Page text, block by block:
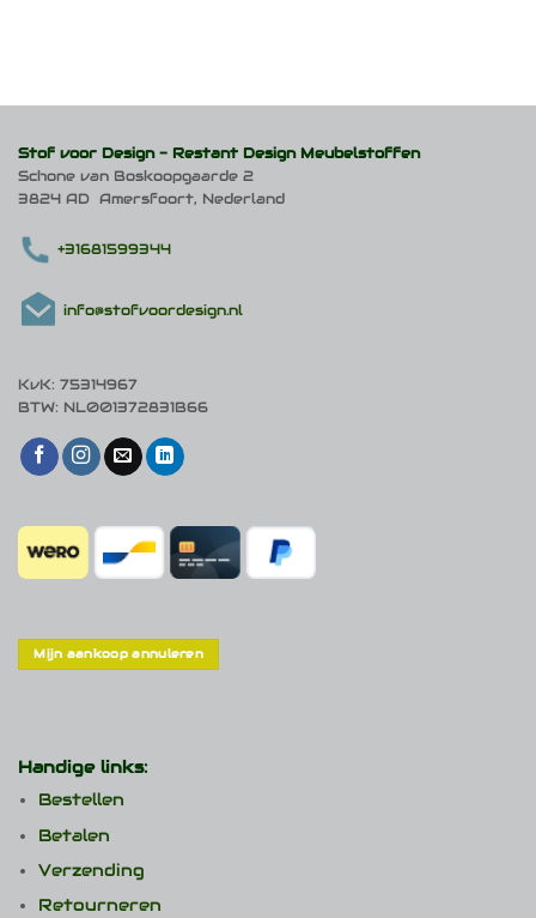
Deze
gekozen
worden
op
productpagina
Stof voor Design - Restant Design Meubelstoffen
Schone van Boskoopgaarde 2
3824 AD Amersfoort, Nederland
+31681599344
info@stofvoordesign.nl
KvK: 75314967
BTW: NL001372831B66
Mijn aankoop annuleren
Handige links:
Bestellen
Betalen
Verzending
Retourneren